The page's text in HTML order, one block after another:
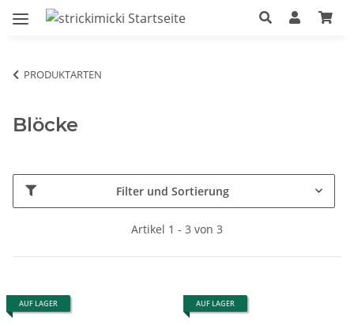
PRODUKTARTEN
Blöcke
Filter und Sortierung
Artikel 1 - 3 von 3
AUF LAGER AUF LAGER